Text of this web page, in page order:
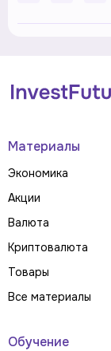
Материалы
Экономика
Акции
Валюта
Криптовалюта
Товары
Все материалы
Обучение